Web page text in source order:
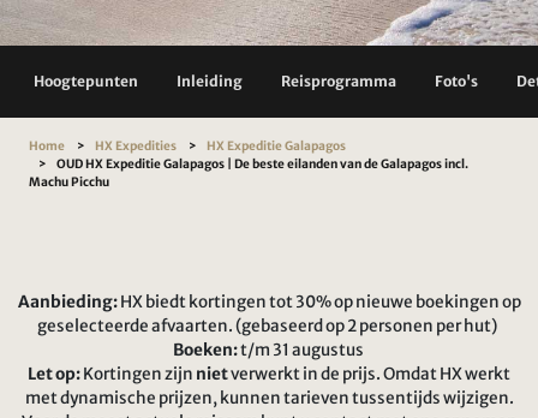
Hoogtepunten Inleiding Reisprogramma Foto's
Home HX Expedities
HX Expeditie Galapagos
OUD HX Expeditie Galapagos | De beste eilanden van de Galapagos incl.
Machu Picchu
Aanbieding:HX biedt kortingen tot 30% op nieuwe boekingen op
geselecteerde afvaarten. (gebaseerd op 2 personen per hut)
Boeken:t/m 31 augustus
Let op:Kortingen zijn nietverwerkt in de prijs. Omdat HX werkt
met dynamische prijzen, kunnen tarieven tussentijds wijzigen.